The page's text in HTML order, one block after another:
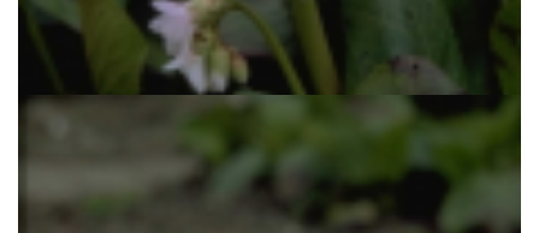
Schoenlappersplant
Bergenia 'Baby Doll'